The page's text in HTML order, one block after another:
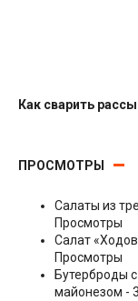
Как сварить
ПРОСМОТРЫ
Салаты из
Просмотры
Салат
Просмотры
Бутерброды
майонезом -